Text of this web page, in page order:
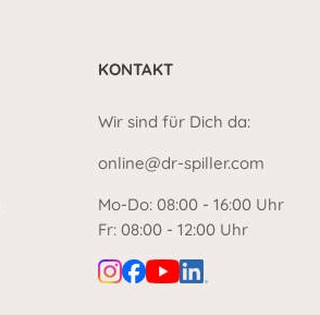
KONTAKT
Wir sind für Dich da:
online@dr-spiller.com
Mo-Do: 08:00 - 16:00 Uhr
Fr: 08:00 - 12:00 Uhr